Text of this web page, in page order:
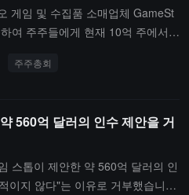
, 현실 세계 자산 관련 거래 비중
.
게임 및 수집품 소매업체 GameSt
여 주주들에게 현재 10억 주에서 2
.이 제안은 7월에 열리는 연례 주주
.
주주총회
560억 달러의 인수 제안을 거
스톱이 제안한 약 560억 달러의 인
이지 않다"는 이유로 거부했습니다.